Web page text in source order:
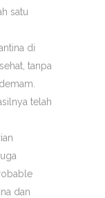
satu
di
tanpa
telah
dan